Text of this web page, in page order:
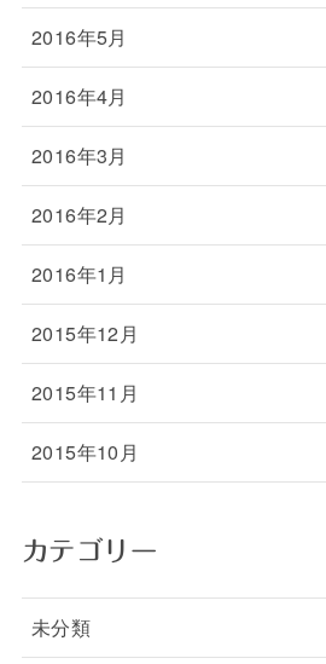
2016年5月
2016年4月
2016年3月
2016年2月
2016年1月
2015年12月
2015年11月
2015年10月
カテゴリー
未分類